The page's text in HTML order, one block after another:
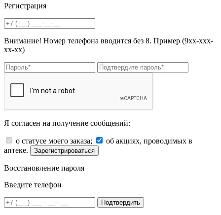
Регистрация
Внимание! Номер телефона вводится без 8. Пример (9хх-ххх-
хх-хх)
Я согласен на получение сообщений:
о статусе моего заказа;
об акциях, проводимых в
аптеке.
Зарегистрироваться
Восстановление пароля
Введите телефон
Подтвердить